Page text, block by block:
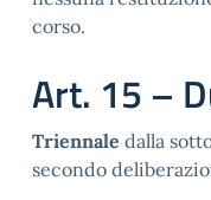
corso.
Art. 15 –
Triennale dalla
secondo